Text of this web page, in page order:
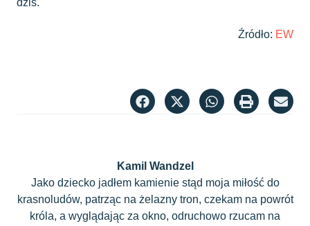
Źródło: EW
Kamil Wandzel
Jako dziecko jadłem kamienie stąd moja miłość do
krasnoludów, patrząc na żelazny tron, czekam na powrót
króla, a wyglądając za okno, odruchowo rzucam na